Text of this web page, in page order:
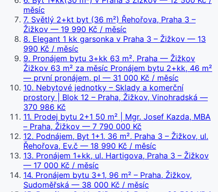
měsíc
7. Světlý 2+kt byt (36 m²) Řehořova, Praha 3 –
Žižkov — 19 990 Kč / měsíc
8. Elegant 1 kk garsonka v Praha 3 – Žižkov — 13
990 Kč / měsíc
9. Pronájem bytu 3+kk 63 m², Praha — Žižkov
Žižkov 63 m² za měsíc Pronájem bytu 2+kk, 46 m²
— první pronájem, pl — 31 000 Kč / měsíc
10. Nebytové jednotky – Sklady a komerční
prostory | Blok 12 – Praha, Žižkov, Vinohradská —
370 986 Kč
11. Prodej bytu 2+1 50 m² | Mgr. Josef Kazda, MBA
– Praha, Žižkov — 7 790 000 Kč
12. Podnájem, Byt 1+1, 36 m², Praha 3 – Žižkov, ul.
Řehořova, Ev.č — 18 990 Kč / měsíc
13. Pronájem 1+kk, ul. Hartigova, Praha 3 – Žižkov
— 17 000 Kč / měsíc
14. Pronájem bytu 3+1, 96 m² – Praha, Žižkov,
Sudoměřská — 38 000 Kč / měsíc